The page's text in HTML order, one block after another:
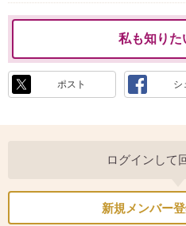
私も知りた
ポスト シ
ログインして
新規メンバー